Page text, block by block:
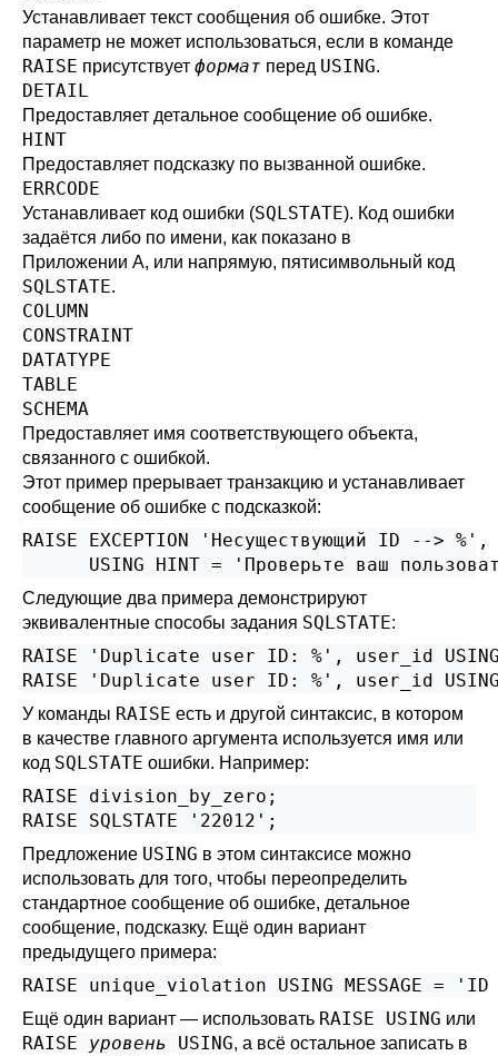
Устанавливает текст сообщения об ошибке. Этот
параметр не может использоваться, если в команде
RAISE присутствует формат перед USING.
DETAIL
Предоставляет детальное сообщение об ошибке.
HINT
Предоставляет подсказку по вызванной ошибке.
ERRCODE
Устанавливает код ошибки (SQLSTATE). Код ошибки
задаётся либо по имени, как показано в
Приложении A, или напрямую, пятисимвольный код
SQLSTATE.
COLUMN
CONSTRAINT
DATATYPE
TABLE
SCHEMA
Предоставляет имя соответствующего объекта,
связанного с ошибкой.
Этот пример прерывает транзакцию и устанавливает
сообщение об ошибке с подсказкой:
RAISE EXCEPTION 'Несуществующий ID -->
USING HINT = 'Проверьте ваш
Следующие два примера демонстрируют
эквивалентные способы задания SQLSTATE:
RAISE 'Duplicate user ID: %', user_id
RAISE 'Duplicate user ID: %', user_id USING
У команды RAISE есть и другой синтаксис, в котором
в качестве главного аргумента используется имя или
код SQLSTATE ошибки. Например:
RAISE division_by_zero;
RAISE SQLSTATE '22012';
Предложение USING в этом синтаксисе можно
использовать для того, чтобы переопределить
стандартное сообщение об ошибке, детальное
сообщение, подсказку. Ещё один вариант
предыдущего примера:
RAISE unique_violation USING MESSAGE =
Ещё один вариант — использовать RAISE USING или
RAISE уровень USING, а всё остальное записать в